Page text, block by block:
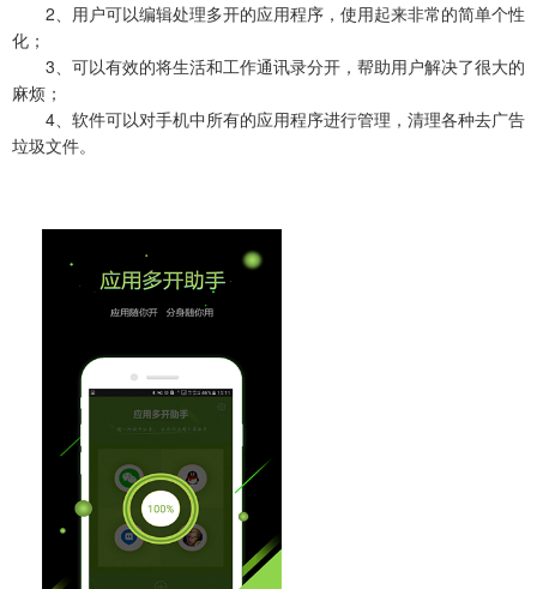
2、用户可以编辑处理多开的应用程序，使用起来非常的简单个性
化；
3、可以有效的将生活和工作通讯录分开，帮助用户解决了很大的
麻烦；
4、软件可以对手机中所有的应用程序进行管理，清理各种去广告
垃圾文件。